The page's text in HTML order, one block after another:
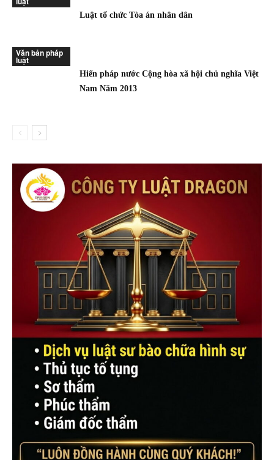
Luật tổ chức Tòa án nhân dân
Văn bản pháp
luật
Hiến pháp nước Cộng hòa xã hội chủ nghĩa Việt
Nam Năm 2013